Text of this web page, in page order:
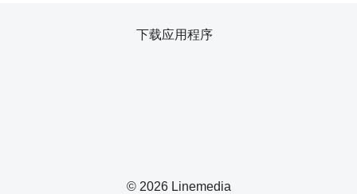
© 2026 Linemedia
下载应用程序